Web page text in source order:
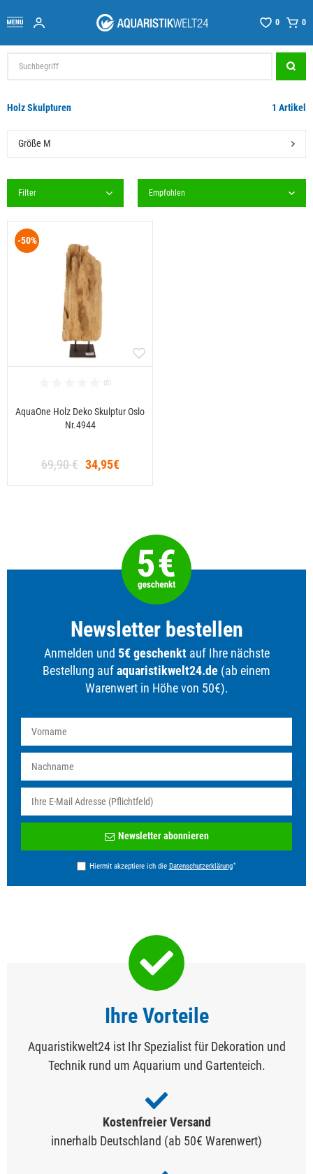
0 0
Holz Skulpturen 1 Artikel
Größe M
Filter
-50%
AquaOne Holz Deko Skulptur Oslo
Nr.4944
69,90 € 34,95€
Newsletter bestellen
Anmelden und 5€ geschenktauf Ihre nächste
Bestellung aufaquaristikwelt24.de (ab einem
Warenwert in Höhe von 50€).
Honig
Newsletter abonnieren
Hiermit akzeptiere ich die Daten­schutz­erklärung*
Ihre Vorteile
Aquaristikwelt24 ist Ihr Spezialist für Dekoration und
Technik rund um Aquarium und Gartenteich.
Kostenfreier Versand
innerhalb Deutschland (ab 50€ Warenwert)